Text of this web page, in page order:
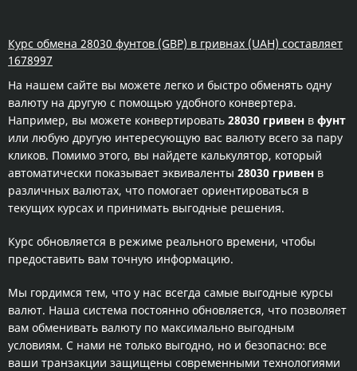
Курс обмена 28030 фунтов (GBP) в гривнах (UAH) составляет
1678997
На нашем сайте вы можете легко и быстро обменять одну
валюту на другую с помощью удобного конвертера.
Например, вы можете конвертировать 28030 гривен в фунт
или любую другую интересующую вас валюту всего за пару
кликов. Помимо этого, вы найдете калькулятор, который
автоматически показывает эквиваленты 28030 гривен в
различных валютах, что помогает ориентироваться в
текущих курсах и принимать выгодные решения.
Курс обновляется в режиме реального времени, чтобы
предоставить вам точную информацию.
Мы гордимся тем, что у нас всегда самые выгодные курсы
валют. Наша система постоянно обновляется, что позволяет
вам обменивать валюту по максимально выгодным
условиям. С нами не только выгодно, но и безопасно: все
ваши транзакции защищены современными технологиями